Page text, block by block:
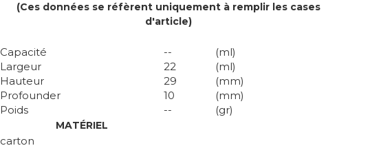
(Ces données se réfèrent uniquement à remplir les cases
d'article)
Capacité --
(ml)
Largeur
22
(ml)
Hauteur
29
(mm)
Profounder
10
(mm)
Poids
-- (gr)
MATÉRIEL
carton